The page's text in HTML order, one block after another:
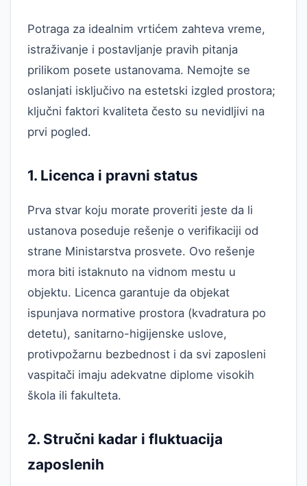
Potraga za idealnim vrtićem zahteva vreme,
istraživanje i postavljanje pravih pitanja
prilikom posete ustanovama. Nemojte se
oslanjati isključivo na estetski izgled prostora;
ključni faktori kvaliteta često su nevidljivi na
prvi pogled.
1. Licenca i pravni status
Prva stvar koju morate proveriti jeste da li
ustanova poseduje rešenje o verifikaciji od
strane Ministarstva prosvete. Ovo rešenje
mora biti istaknuto na vidnom mestu u
objektu. Licenca garantuje da objekat
ispunjava normative prostora (kvadratura po
detetu), sanitarno-higijenske uslove,
protivpožarnu bezbednost i da svi zaposleni
vaspitači imaju adekvatne diplome visokih
škola ili fakulteta.
2. Stručni kadar i fluktuacija
zaposlenih